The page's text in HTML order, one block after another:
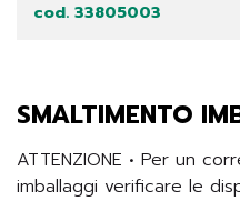
cod. 33805003
SMALTIMENTO
ATTENZIONE • Per un
imballaggi verificare le